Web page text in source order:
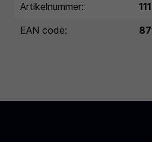
Artikelnummer:
EAN code: